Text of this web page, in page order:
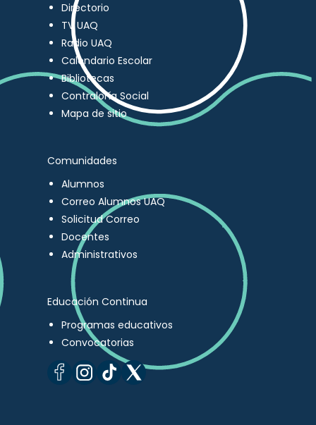
Directorio
TV UAQ
Radio UAQ
Calendario Escolar
Bibliotecas
Contraloría Social
Mapa de sitio
Comunidades
Alumnos
Correo Alumnos UAQ
Solicitud Correo
Docentes
Administrativos
Educación Continua
Programas educativos
Convocatorias